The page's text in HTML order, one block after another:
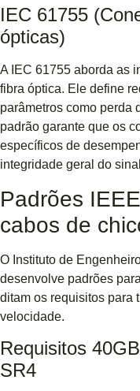
IEC 61755
ópticas)
A IEC 61755 aborda as
fibra óptica. Ele define
parâmetros como perda
padrão garante que os
específicos de
integridade geral do
Padrões
cabos de
O Instituto de
desenvolve padrões
ditam os requisitos para
velocidade.
Requisitos
SR4